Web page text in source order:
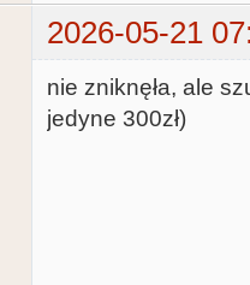
2026-05-21
nie zniknęła, ale
jedyne 300zł)